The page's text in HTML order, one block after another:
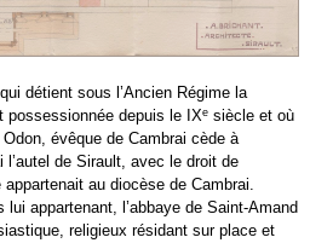
détient sous l’Ancien Régime la
possessionnée depuis le IXesiècle et où
évêque de Cambrai cède à
l’autel de Sirault, avec le droit de
au diocèse de Cambrai.
lui appartenant, l’abbaye de Saint-Amand
religieux résidant sur place et